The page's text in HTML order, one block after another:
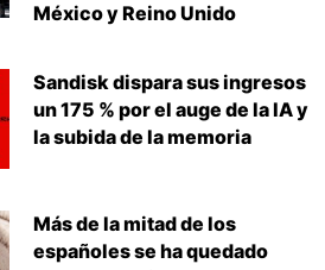
México y Reino Unido
Sandisk dispara sus ingresos
un 175 % por el auge de la IA y
la subida de la memoria
Más de la mitad de los
españoles se ha quedado